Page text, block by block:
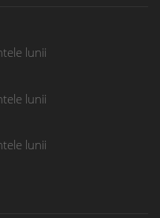
lunii
lunii
lunii